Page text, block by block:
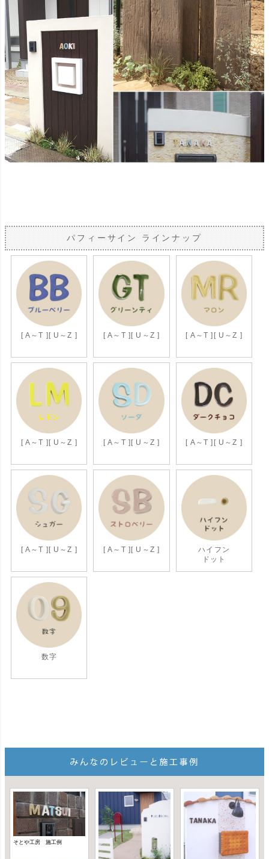
パフィーサイン ラインナップ
[ A～T ] [ U～Z ] [ A～T ] [ U～Z ] [ A～T ] [ U～Z ]
[ A～T ] [ U～Z ] [ A～T ] [ U～Z ] [ A～T ] [ U～Z ]
[ A～T ] [ U～Z ] [ A～T ] [ U～Z ]
ハイフン
ドット
数字